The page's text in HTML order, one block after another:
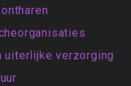
uiterlijke verzorging